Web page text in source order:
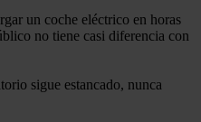
un coche eléctrico en horas
no tiene casi diferencia con
sigue estancado, nunca